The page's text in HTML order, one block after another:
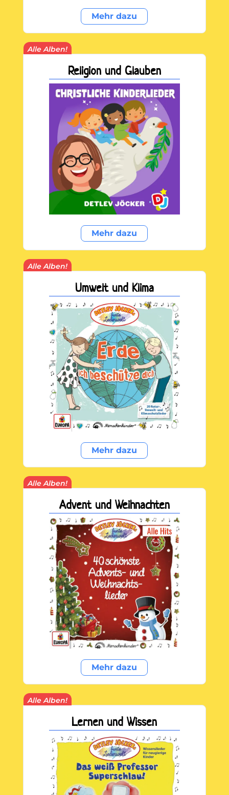
Mehr dazu
Alle Alben!
Religion und Glauben
Mehr dazu
Alle Alben!
Umwelt und Klima
Mehr dazu
Alle Alben!
Advent und Weihnachten
Mehr dazu
Alle Alben!
Lernen und Wissen